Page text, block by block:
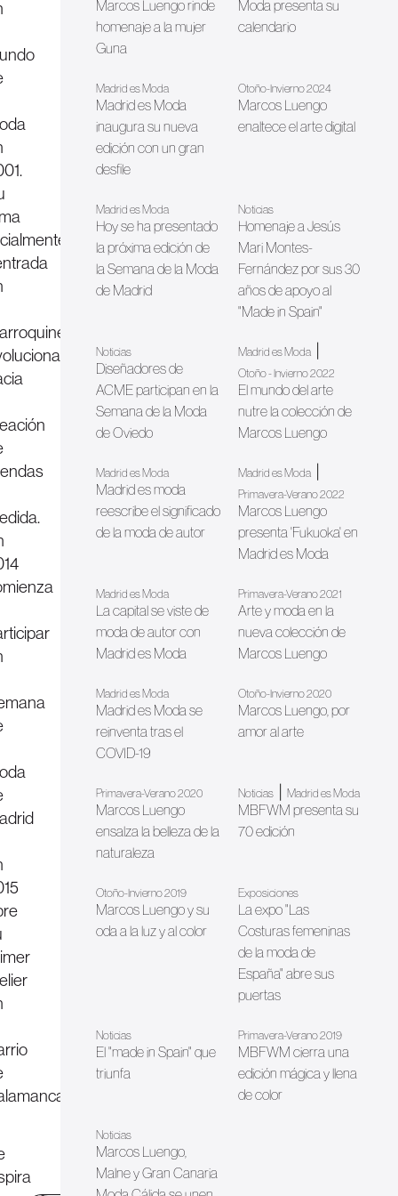
Marcos Luengo rinde
homenaje a la mujer
Guna
Moda presenta su
calendario
Madrid es Moda
Madrid es Moda
inaugura su nueva
edición con un gran
desfile
Otoño-Invierno 2024
Marcos Luengo
enaltece el arte digital
Madrid es Moda
Hoy se ha presentado
la próxima edición de
la Semana de la Moda
de Madrid
Noticias
Homenaje a Jesús
Mari Montes-
Fernández por sus 30
años de apoyo al
"Made in Spain"
Noticias
Diseñadores de
ACME participan en la
Semana de la Moda
de Oviedo
Madrid es Moda|
Otoño - Invierno 2022
El mundo del arte
nutre la colección de
Marcos Luengo
Madrid es Moda
Madrid es moda
reescribe el significado
de la moda de autor
Madrid es Moda|
Primavera-Verano 2022
Marcos Luengo
presenta 'Fukuoka' en
Madrid es Moda
Madrid es Moda
La capital se viste de
moda de autor con
Madrid es Moda
Primavera-Verano 2021
Arte y moda en la
nueva colección de
Marcos Luengo
Madrid es Moda
Madrid es Moda se
reinventa tras el
COVID-19
Otoño-Invierno 2020
Marcos Luengo, por
amor al arte
Primavera-Verano 2020
Marcos Luengo
ensalza la belleza de la
naturaleza
Noticias| Madrid es Moda
MBFWM presenta su
70 edición
Otoño-Invierno 2019
Marcos Luengo y su
oda a la luz y al color
Exposiciones
La expo "Las
Costuras femeninas
de la moda de
España" abre sus
puertas
Noticias
El "made in Spain" que
triunfa
Primavera-Verano 2019
MBFWM cierra una
edición mágica y llena
de color
Noticias
Marcos Luengo,
Malne y Gran Canaria